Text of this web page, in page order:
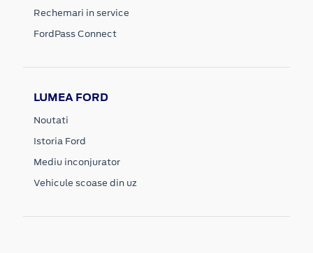
Rechemari in service
FordPass Connect
LUMEA FORD
Noutati
Istoria Ford
Mediu inconjurator
Vehicule scoase din uz